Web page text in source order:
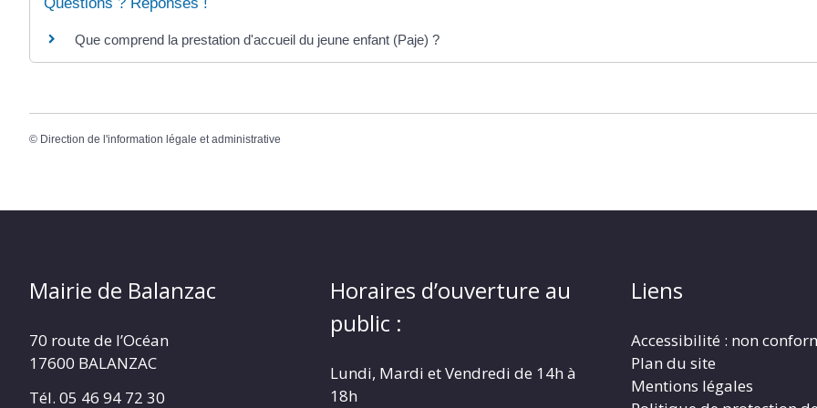
Que comprend la prestation d'accueil du jeune enfant (Paje) ?
© Direction de l'information légale et administrative
Mairie de Balanzac
70 route de l’Océan
17600 BALANZAC
Tél. 05 46 94 72 30
Horaires d’ouverture au
public :
Lundi, Mardi et Vendredi de 14h à
18h
Liens
Accessibilité : non
Plan du site
Mentions légales